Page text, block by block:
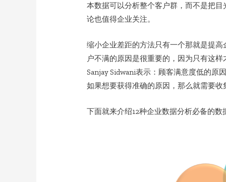
本数据可以分析整个客户群，而不是把
论也值得企业关注。
缩小企业差距的方法只有一个那就是提
户不满的原因是很重要的，因为只有这
Sanjay Sidwani表示：顾客满意度低的原
如果想要获得准确的原因，那么就需要
下面就来介绍12种企业数据分析必备的